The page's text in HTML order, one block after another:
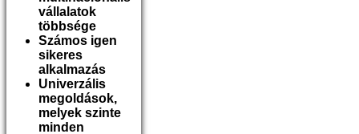
vállalatok
többsége
Számos igen
sikeres
alkalmazás
Univerzális
megoldások,
melyek szinte
minden